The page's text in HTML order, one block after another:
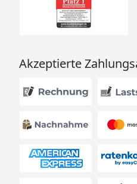
Akzeptierte